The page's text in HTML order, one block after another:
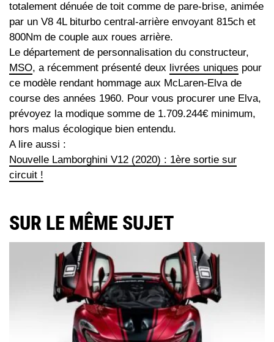
totalement dénuée de toit comme de pare-brise, animée
par un V8 4L biturbo central-arrière envoyant 815ch et
800Nm de couple aux roues arrière.
Le département de personnalisation du constructeur,
MSO, a récemment présenté deux livrées uniques pour
ce modèle rendant hommage aux McLaren-Elva de
course des années 1960. Pour vous procurer une Elva,
prévoyez la modique somme de 1.709.244€ minimum,
hors malus écologique bien entendu.
A lire aussi :
Nouvelle Lamborghini V12 (2020) : 1ère sortie sur
circuit !
SUR LE MÊME SUJET